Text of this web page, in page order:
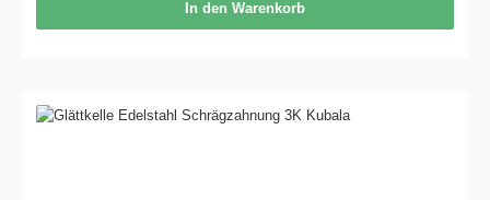
In den Warenkorb